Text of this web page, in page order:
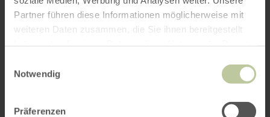
Partner führen diese Informationen möglicherweise mit
weiteren Daten zusammen, die Sie ihnen bereitgestellt
Notwendig
Präferenzen